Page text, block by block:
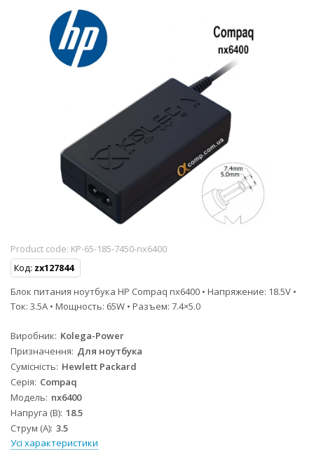
Product code: KP-65-185-7450-nx6400
Код: zx127844
Блок питания ноутбука HP Compaq nx6400 • Напряжение: 18.5V •
Ток: 3.5A • Мощность: 65W • Разъем: 7.4×5.0
Виробник Kolega-Power
Призначення Для ноутбука
Сумісність Hewlett Packard
Серія Compaq
Модель nx6400
Напруга (В) 18.5
Струм (А) 3.5
Усі характеристики